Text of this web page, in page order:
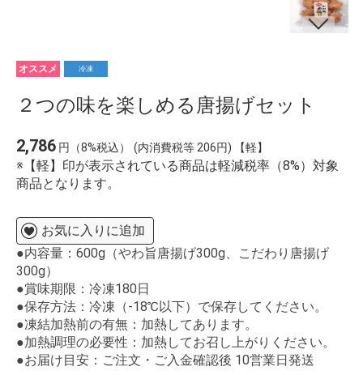
オススメ 冷凍
２つの味を楽しめる唐揚げセット
2,786 円（8%税込） (内消費税等 206円) 【軽】
※【軽】印が表示されている商品は軽減税率（8%）対象
商品となります。
お気に入りに追加
●内容量：600g（やわ旨唐揚げ300g、こだわり唐揚げ
300g）
●賞味期限：冷凍180日
●保存方法：冷凍（-18℃以下）で保存してください。
●凍結加熱前の有無：加熱してあります。
●加熱調理の必要性：加熱してお召し上がりください。
●お届け目安：ご注文・ご入金確認後 10営業日発送